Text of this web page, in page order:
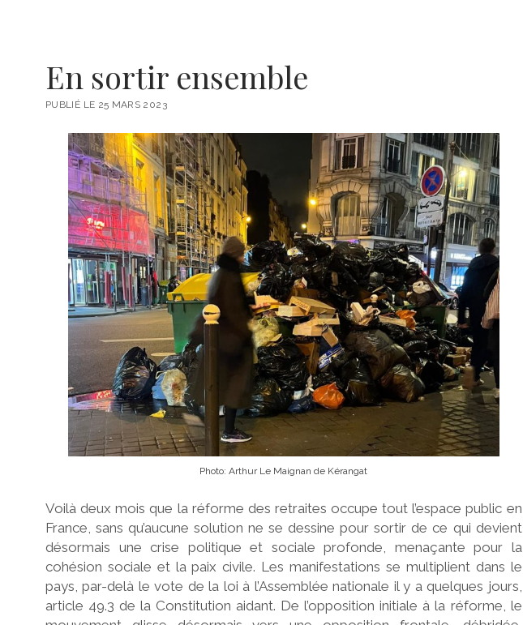
r
e
-
Y
v
e
s
L
En sortir ensemble
PUBLIÉ LE 25 MARS 2023
Photo: Arthur Le Maignan de Kérangat
Voilà deux mois que la réforme des retraites occupe tout l’espace public en
France, sans qu’aucune solution ne se dessine pour sortir de ce qui devient
désormais une crise politique et sociale profonde, menaçante pour la
cohésion sociale et la paix civile. Les manifestations se multiplient dans le
pays, par-delà le vote de la loi à l’Assemblée nationale il y a quelques jours,
article 49.3 de la Constitution aidant. De l’opposition initiale à la réforme, le